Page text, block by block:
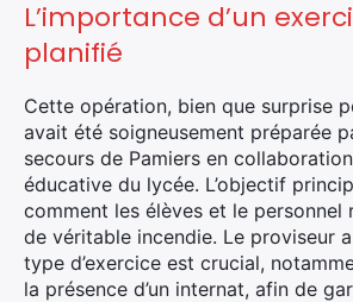
L’importance d’un
planifié
Cette opération, bien que surprise
avait été soigneusement préparée
secours de Pamiers en
éducative du lycée. L’objectif
comment les élèves et le personnel
de véritable incendie. Le proviseur
type d’exercice est crucial,
la présence d’un internat, afin de